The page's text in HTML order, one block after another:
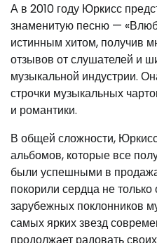
А в 2010 году Юркисс
знаменитую песню —
истинным хитом, получив
отзывов от слушателей и
музыкальной индустрии.
строчки музыкальных
и романтики.
В общей сложности,
альбомов, которые все
были успешными в
покорили сердца не только
зарубежных поклонников
самых ярких звезд